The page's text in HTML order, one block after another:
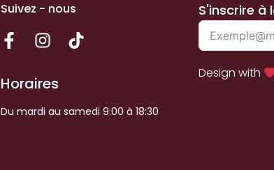
Suivez - nous
Horaires
Du mardi au samedi 9:00 à 18:30
S'inscrire à
Design with